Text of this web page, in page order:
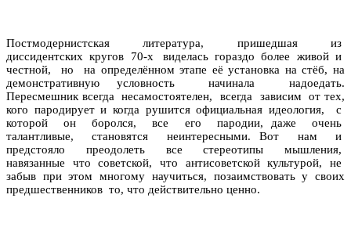
Постмодернистская литература, пришедшая из
диссидентских кругов 70-х виделась гораздо более живой и
честной, но на определённом этапе её установка на стёб, на
демонстративную условность начинала надоедать.
Пересмешник всегда несамостоятелен, всегда зависим от тех,
кого пародирует и когда рушится официальная идеология, с
которой он боролся, все его пародии, даже очень
талантливые, становятся неинтересными. Вот нам и
предстояло преодолеть все стереотипы мышления,
навязанные что советской, что антисоветской культурой, не
забыв при этом многому научиться, позаимствовать у своих
предшественников то, что действительно ценно.